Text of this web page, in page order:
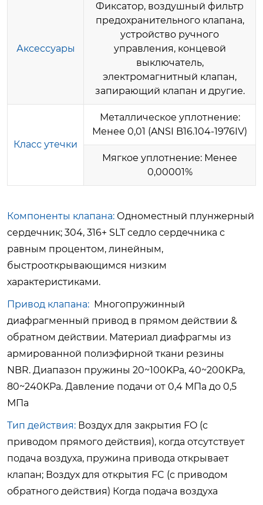
Аксессуары
Фиксатор, воздушный фильтр
предохранительного клапана,
устройство ручного
управления, концевой
выключатель,
электромагнитный клапан,
запирающий клапан и другие.
Класс утечки
Металлическое уплотнение:
Менее 0,01 (ANSI B16.104-1976IV)
Мягкое уплотнение: Менее
0,00001%
Компоненты клапана: Одноместный плунжерный
сердечник; 304, 316+ SLT седло сердечника с
равным процентом, линейным,
быстрооткрывающимся низким
характеристиками.
Привод клапана: Многопружинный
диафрагменный привод в прямом действии &
обратном действии. Материал диафрагмы из
армированной полиэфирной ткани резины
NBR. Диапазон пружины 20~100KPa, 40~200KPa,
80~240KPa. Давление подачи от 0,4 МПа до 0,5
МПа
Тип действия: Воздух для закрытия FO (с
приводом прямого действия), когда отсутствует
подача воздуха, пружина привода открывает
клапан; Воздух для открытия FC (с приводом
обратного действия) Когда подача воздуха